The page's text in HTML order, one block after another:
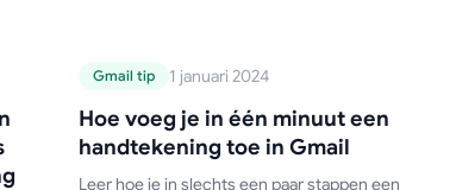
Hoe voeg je in één
minuut een
handtekening toe in
Gmail-handleiding
Gmail tip 1 januari 2024
Hoe voeg je in één minuut een
handtekening toe in Gmail
Leer hoe je in slechts een paar stappen een